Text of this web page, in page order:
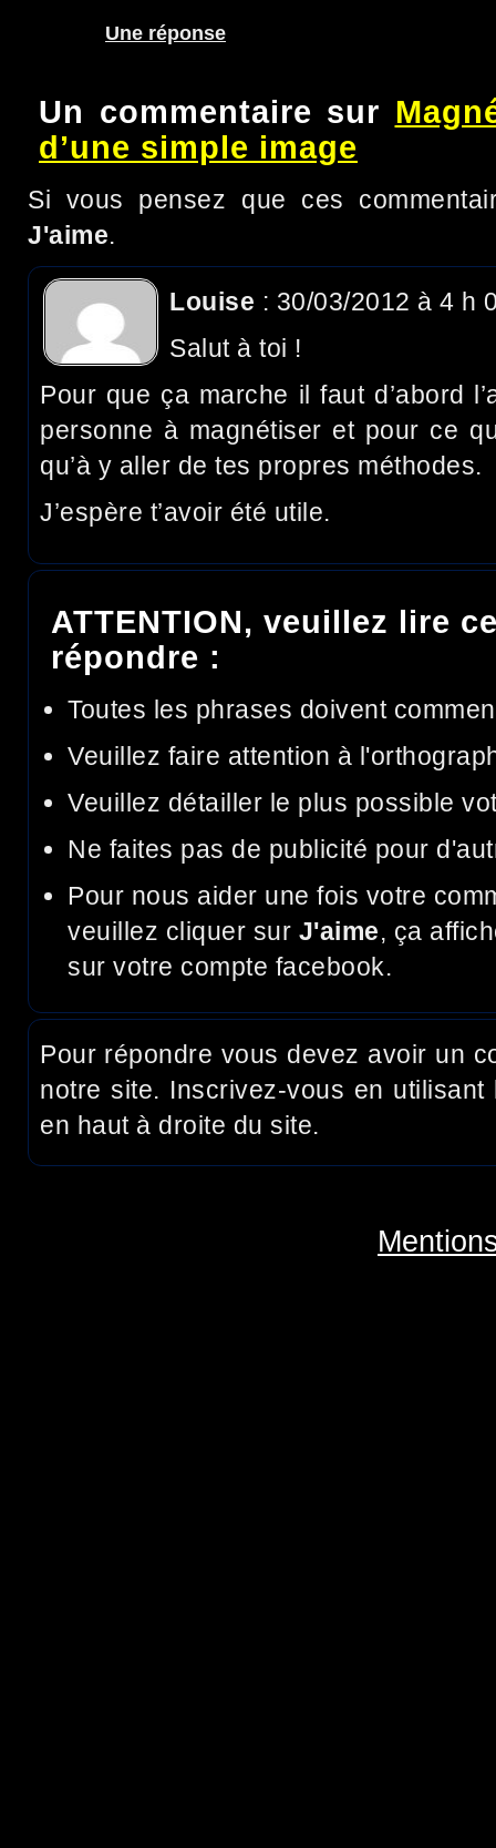
Une réponse
Un commentaire sur
d’une simple image
Si vous pensez que ces
J'aime.
Louise : 30/03/2012 à 4 h
Salut à toi !
Pour que ça marche il faut d’abord
personne à magnétiser et pour ce
qu’à y aller de tes propres méthodes.
J’espère t’avoir été utile.
ATTENTION, veuillez lire
répondre :
Toutes les phrases doivent
Veuillez faire attention à
Veuillez détailler le plus possible
Ne faites pas de publicité pour
Pour nous aider une fois votre
veuillez cliquer sur J'aime, ça
sur votre compte facebook.
Pour répondre vous devez avoir un
notre site. Inscrivez-vous en
en haut à droite du site.